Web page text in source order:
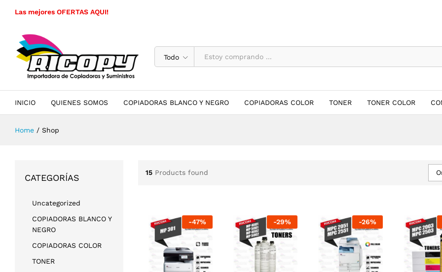
Las mejores OFERTAS AQUI!
Todo
INICIO QUIENES SOMOS COPIADORAS BLANCO Y NEGRO COPIADORAS COLOR TONER TONER COLOR
Home / Shop
15 Products found
-47% -29% -26%
CATEGORÍAS
Uncategorized
COPIADORAS BLANCO Y
NEGRO
COPIADORAS COLOR
TONER